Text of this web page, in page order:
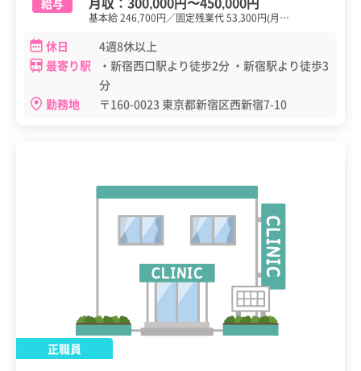
給与
基本給 246,700円／固定残業代 53,300円(月…
休日
4週8休以上
最寄り駅
・新宿西口駅より徒歩2分 ・新宿駅より徒歩3
分
勤務地
〒160-0023 東京都新宿区西新宿7-10
正職員